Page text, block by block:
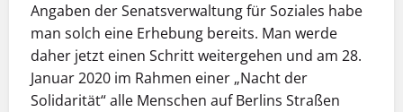
Angaben der Senatsverwaltung für Soziales habe
man solch eine Erhebung bereits. Man werde
daher jetzt einen Schritt weitergehen und am 28.
Januar 2020 im Rahmen einer „Nacht der
Solidarität“ alle Menschen auf Berlins Straßen